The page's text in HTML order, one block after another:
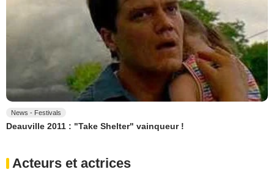
News - Festivals
Deauville 2011 : "Take Shelter" vainqueur !
Acteurs et actrices